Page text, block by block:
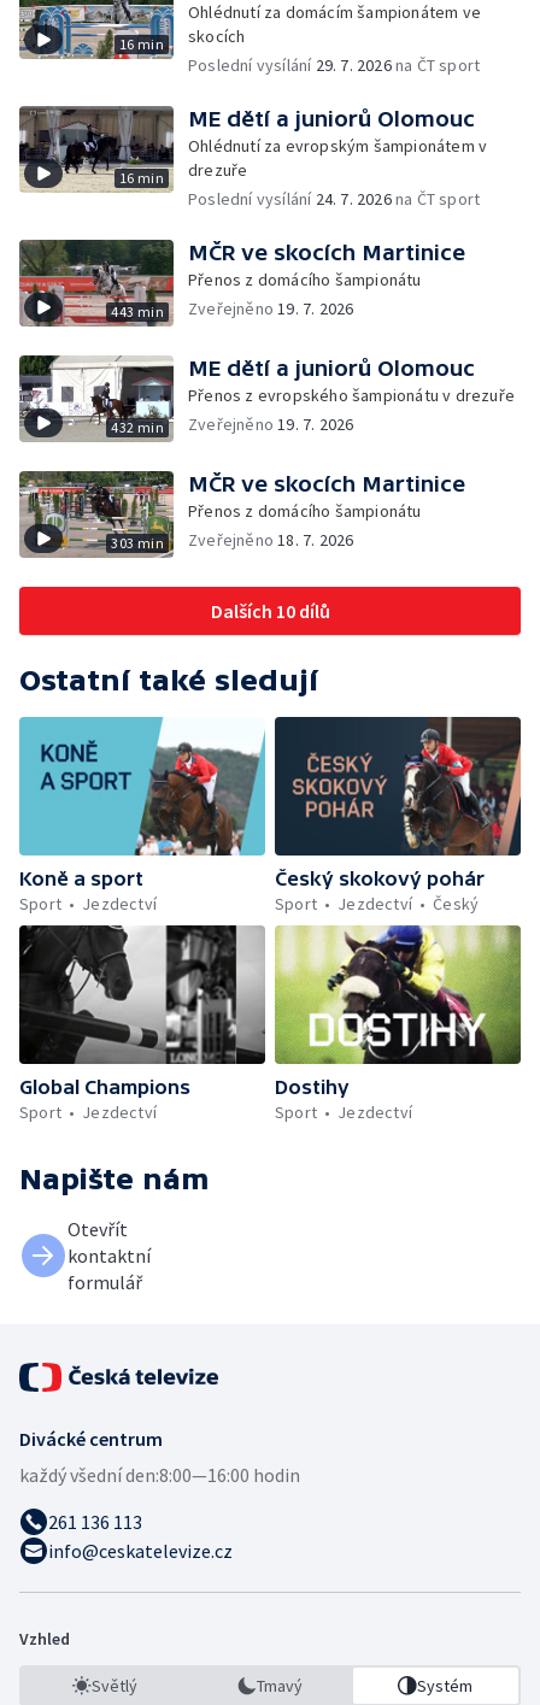
16 min
Ohlédnutí za domácím šampionátem ve
skocích
Poslední vysílání 29. 7. 2026na ČT sport
16 min
ME dětí a juniorů Olomouc
Ohlédnutí za evropským šampionátem v
drezuře
Poslední vysílání 24. 7. 2026na ČT sport
443 min
MČR ve skocích Martinice
Přenos z domácího šampionátu
Zveřejněno19. 7. 2026
432 min
ME dětí a juniorů Olomouc
Přenos z evropského šampionátu v drezuře
Zveřejněno19. 7. 2026
303 min
MČR ve skocích Martinice
Přenos z domácího šampionátu
Zveřejněno18. 7. 2026
Dalších 10 dílů
Ostatní také sledují
Koně a sport
Sport
Jezdectví
Český skokový pohár
Sport
Jezdectví Český
Global Champions
Sport
Jezdectví
Dostihy
Sport
Jezdectví
Napište nám
Otevřít
kontaktní
formulář
Divácké centrum
každý všední den:8:00—16:00 hodin
261 136 113
info@ceskatelevize.cz
Vzhled
Světlý Tmavý Systém